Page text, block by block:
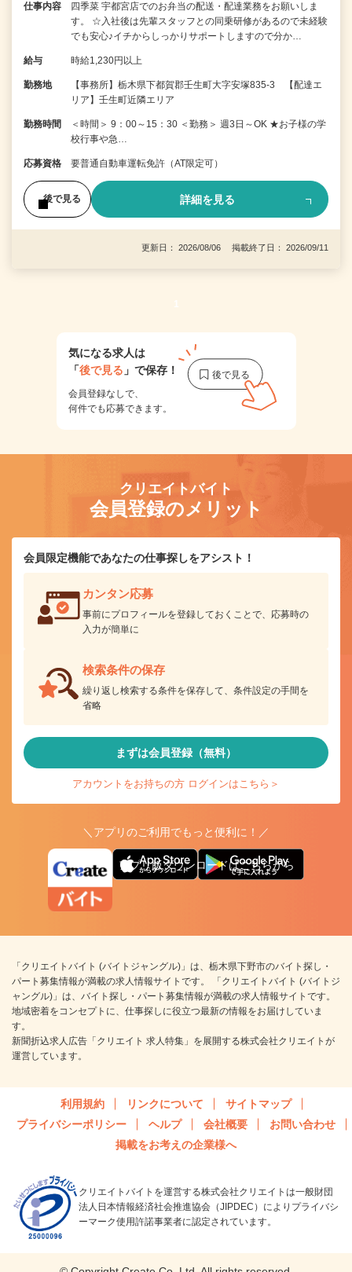
仕事内容
四季菜 宇都宮店でのお弁当の配送・配達業務をお願いしま
す。 ☆入社後は先輩スタッフとの同乗研修があるので未経験
でも安心♪イチからしっかりサポートしますので分か…
給与 時給1,230円以上
勤務地
【事務所】栃木県下都賀郡壬生町大字安塚835-3 【配達エ
リア】壬生町近隣エリア
勤務時間
＜時間＞ 9：00～15：30 ＜勤務＞ 週3日～OK ★お子様の学
校行事や急…
応募資格 要普通自動車運転免許（AT限定可）
後で見る 詳細を見る
更新日： 2026/08/06 掲載終了日： 2026/09/11
1
気になる求人は
「後で見る 」で保存！
会員登録なしで、
何件でも応募できます。
クリエイトバイト
会員登録のメリット
会員限定機能であなたの仕事探しをアシスト！
カンタン応募
事前にプロフィールを登録しておくことで、応募時の
入力が簡単に
検索条件の保存
繰り返し検索する条件を保存して、条件設定の手間を
省略
まずは会員登録（無料）
アカウントをお持ちの方 ログインはこちら＞
＼アプリのご利用でもっと便利に！／
アプリ版ダウンロードはこちらから
「クリエイトバイト (バイトジャングル)」は、栃木県下野市のバイト探し・
パート募集情報が満載の求人情報サイトです。 「クリエイトバイト (バイトジ
ャングル)」は、バイト探し・パート募集情報が満載の求人情報サイトです。
地域密着をコンセプトに、仕事探しに役立つ最新の情報をお届けしていま
す。
新聞折込求人広告「クリエイト 求人特集」を展開する株式会社クリエイトが
運営しています。
利用規約 リンクについて
サイトマップ
プライバシーポリシー
ヘルプ 会社概要
お問い合わせ
掲載をお考えの企業様へ
クリエイトバイトを運営する株式会社クリエイトは一般財団
法人日本情報経済社会推進協会（JIPDEC）によりプライバシ
ーマーク使用許諾事業者に認定されています。